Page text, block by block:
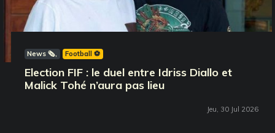
News 🗞️ Football ⚽️
Election FIF : le duel entre Idriss Diallo et
Malick Tohé n’aura pas lieu
Jeu, 30 Jul 2026